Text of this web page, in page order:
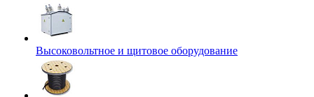
Высоковольтное и щитовое оборудование